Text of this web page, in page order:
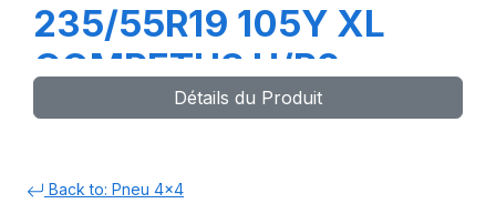
235/55R19 105Y XL
COMPETUS H/P2
Détails du Produit
Back to: Pneu 4x4